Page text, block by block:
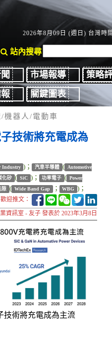
2026年8月09日 (週日) 台灣時
站內搜尋
市場報導
策略
關鍵圖表
/機器人/電動車
技術將充電成為
Industry )； 汽車半導體 (
Automotive
化矽 ( SiC )； 功率電子 ( Power
隙 ( Wide Band Gap ； WBG )；
歡迎推文：
資訊室 - 友子 發表於 2023年3月8日
技術將充電成為主流